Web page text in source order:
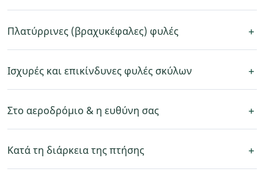
Πλατύρρινες (βραχυκέφαλες) φυλές +
Ισχυρές και επικίνδυνες φυλές σκύλων +
Στο αεροδρόμιο & η ευθύνη σας +
Κατά τη διάρκεια της πτήσης +